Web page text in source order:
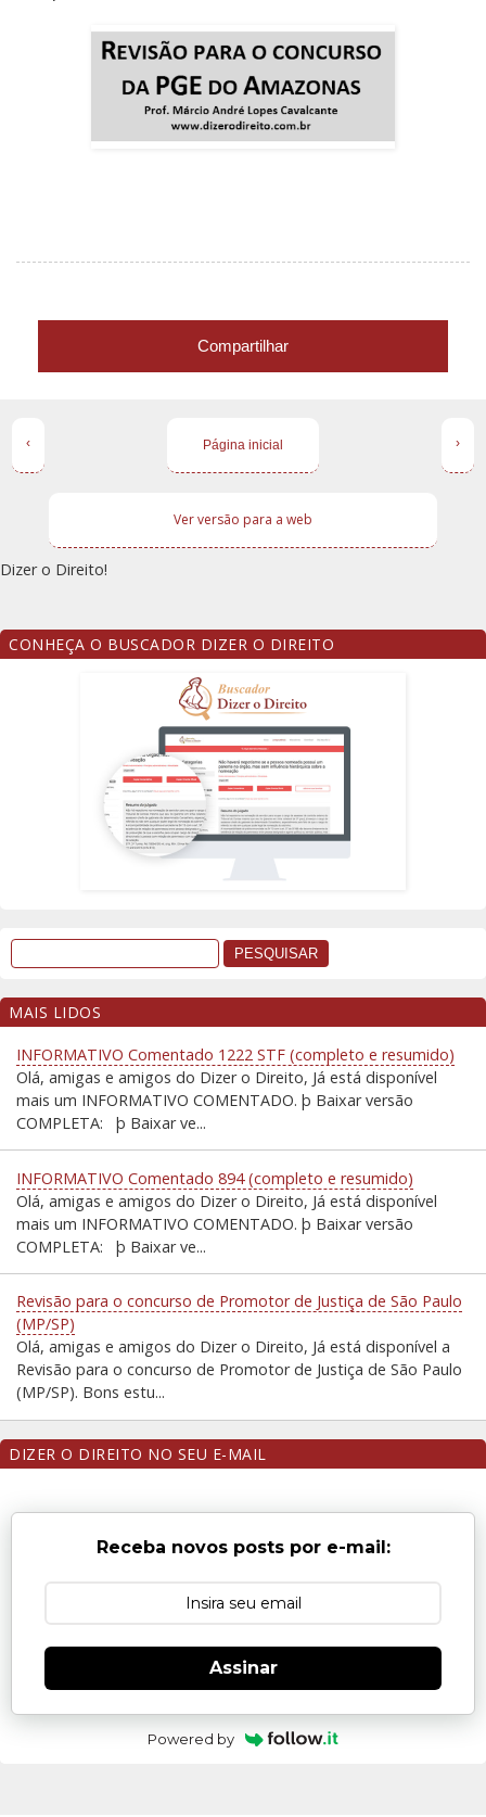
Compartilhar
‹ ›
Página inicial
Ver versão para a web
Dizer o Direito!
CONHEÇA O BUSCADOR DIZER O DIREITO
MAIS LIDOS
INFORMATIVO Comentado 1222 STF (completo e resumido)
Olá, amigas e amigos do Dizer o Direito, Já está disponível
mais um INFORMATIVO COMENTADO. þ Baixar versão
COMPLETA: þ Baixar ve...
INFORMATIVO Comentado 894 (completo e resumido)
Olá, amigas e amigos do Dizer o Direito, Já está disponível
mais um INFORMATIVO COMENTADO. þ Baixar versão
COMPLETA: þ Baixar ve...
Revisão para o concurso de Promotor de Justiça de São Paulo
(MP/SP)
Olá, amigas e amigos do Dizer o Direito, Já está disponível a
Revisão para o concurso de Promotor de Justiça de São Paulo
(MP/SP). Bons estu...
DIZER O DIREITO NO SEU E-MAIL
Receba novos posts por e-mail:
Assinar
Powered by